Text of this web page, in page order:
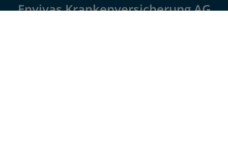
Envivas Krankenversicherung AG